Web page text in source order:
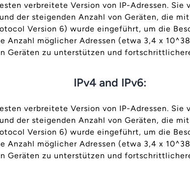
verbreitete Version von IP-Adressen.
der steigenden Anzahl von Geräten, die
Version 6) wurde eingeführt, um die
Anzahl möglicher Adressen (etwa 3,4 x
Geräten zu unterstützen und
IPv4 and IPv6:
verbreitete Version von IP-Adressen.
der steigenden Anzahl von Geräten, die
Version 6) wurde eingeführt, um die
Anzahl möglicher Adressen (etwa 3,4 x
Geräten zu unterstützen und